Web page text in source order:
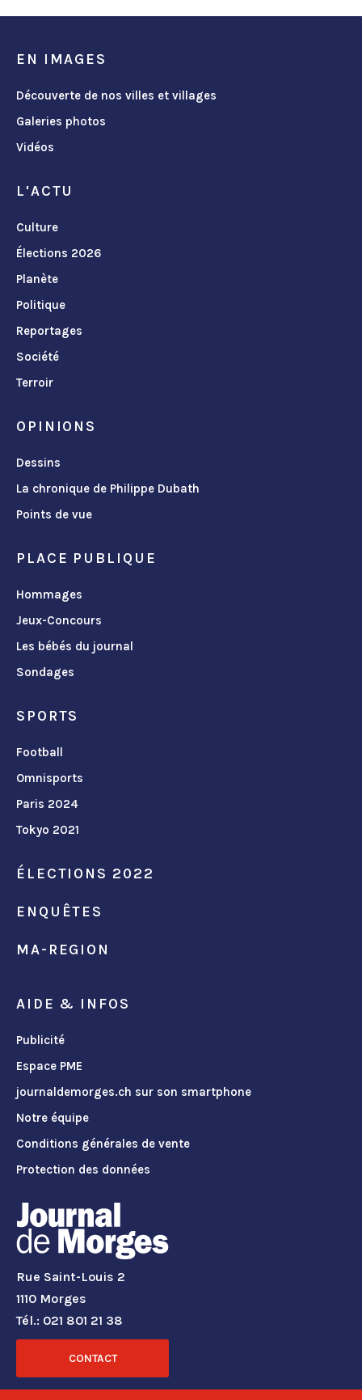
EN IMAGES
Découverte de nos villes et villages
Galeries photos
Vidéos
L'ACTU
Culture
Élections 2026
Planète
Politique
Reportages
Société
Terroir
OPINIONS
Dessins
La chronique de Philippe Dubath
Points de vue
PLACE PUBLIQUE
Hommages
Jeux-Concours
Les bébés du journal
Sondages
SPORTS
Football
Omnisports
Paris 2024
Tokyo 2021
ÉLECTIONS 2022
ENQUÊTES
MA-REGION
AIDE & INFOS
Publicité
Espace PME
journaldemorges.ch sur son smartphone
Notre équipe
Conditions générales de vente
Protection des données
Rue Saint-Louis 2
1110 Morges
Tél.: 021 801 21 38
CONTACT